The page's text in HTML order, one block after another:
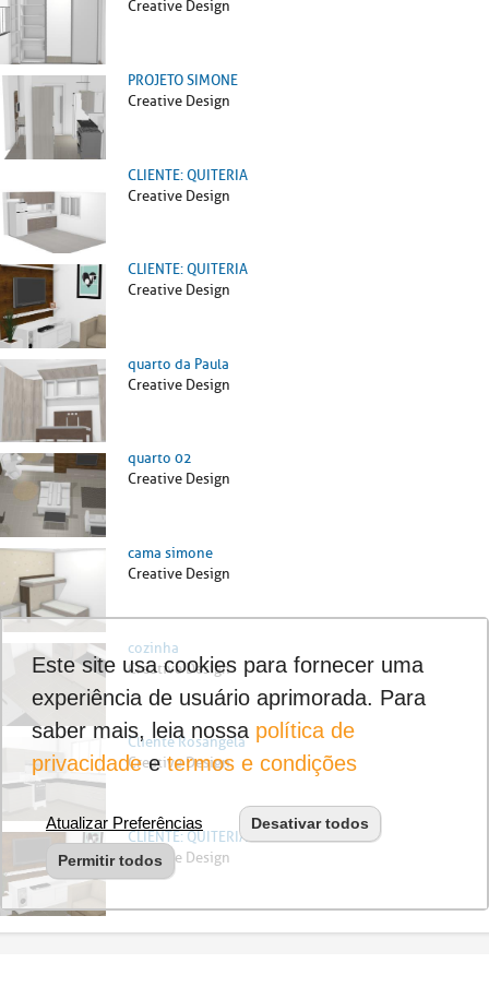
Creative Design
PROJETO SIMONE
Creative Design
CLIENTE: QUITERIA
Creative Design
CLIENTE: QUITERIA
Creative Design
quarto da Paula
Creative Design
quarto 02
Creative Design
cama simone
Creative Design
cozinha
Creative Design
Cliente Rosangela
Creative Design
CLIENTE: QUITERIA SALA
Creative Design
Este site usa cookies para fornecer uma
experiência de usuário aprimorada. Para
saber mais, leia nossa política de
privacidadeetermos e condições
Atualizar Preferências Desativar todos
Permitir todos